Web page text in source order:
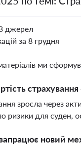
джерел
за 8 грудня
ми
зросла через
для суден,
новий